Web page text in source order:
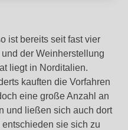
ist bereits seit fast vier
der Weinherstellung
liegt in Norditalien.
kauften die Vorfahren
eine große Anzahl an
und ließen sich auch dort
sie sich zu